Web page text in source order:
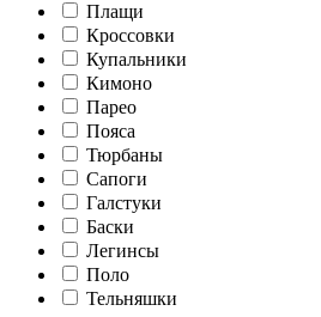
Плащи
Кроссовки
Купальники
Кимоно
Парео
Пояса
Тюрбаны
Сапоги
Галстуки
Баски
Легинсы
Поло
Тельняшки